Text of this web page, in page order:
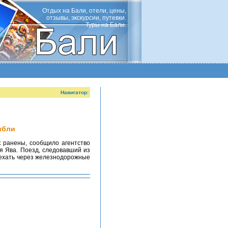
Отдых на Бали, отели, цены,
отзывы, экскурсии, путевки.
Туры на Бали.
Навигатор:
Ява. Поезд, следовавший из
через железнодорожные